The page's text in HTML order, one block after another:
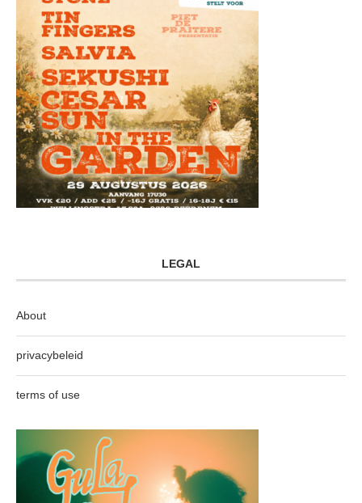
LEGAL
About
privacybeleid
terms of use